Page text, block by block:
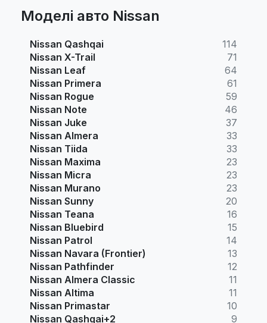
Моделі авто Nissan
Nissan Qashqai
114
Nissan X-Trail
71
Nissan Leaf
64
Nissan Primera
61
Nissan Rogue
59
Nissan Note
46
Nissan Juke
37
Nissan Almera
33
Nissan Tiida
33
Nissan Maxima
23
Nissan Micra
23
Nissan Murano
23
Nissan Sunny
20
Nissan Teana
16
Nissan Bluebird
15
Nissan Patrol
14
Nissan Navara (Frontier)
13
Nissan Pathfinder
12
Nissan Almera Classic
11
Nissan Altima
11
Nissan Primastar
10
Nissan Qashqai+2
9